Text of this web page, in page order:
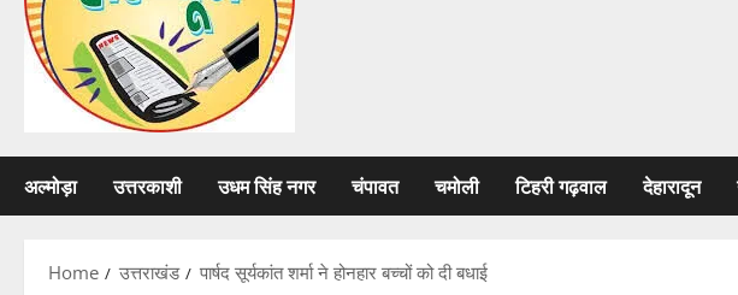
अल्मोड़ा उत्तरकाशी उधम सिंह नगर चंपावत चमोली टिहरी गढ़वाल देहारादून
Home उत्तराखंड पार्षद सूर्यकांत शर्मा ने होनहार बच्चों को दी बधाई